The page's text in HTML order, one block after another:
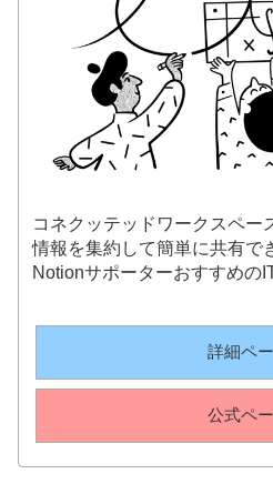
コネクッテッドワークスペー
情報を集約して簡単に共有で
Notionサポーターおすすめの
詳細ペ
公式ペ